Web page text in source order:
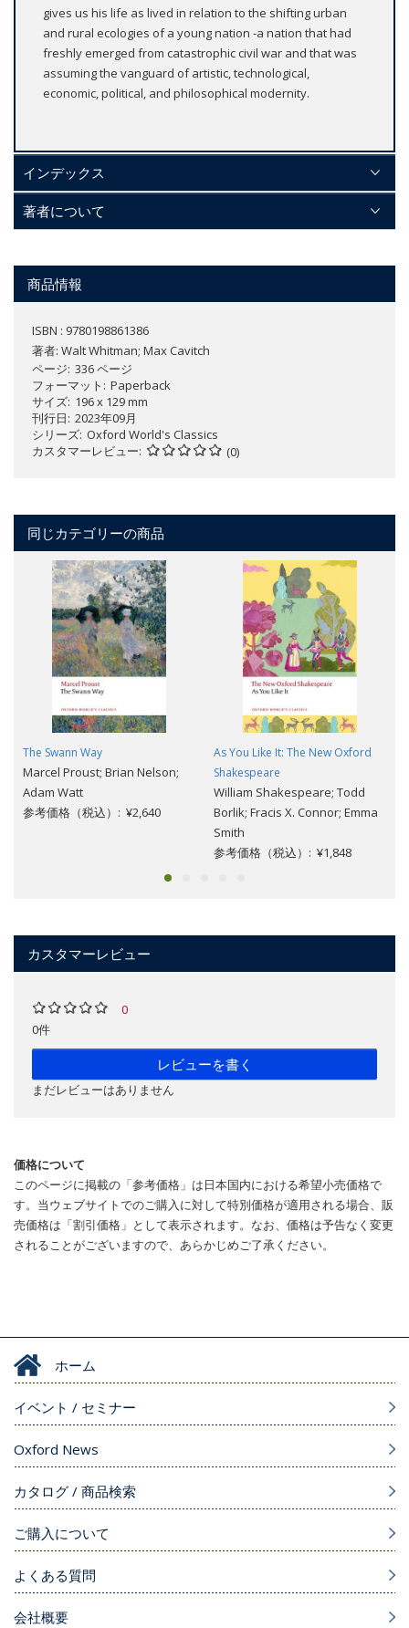
gives us his life as lived in relation to the shifting urban
and rural ecologies of a young nation -a nation that had
freshly emerged from catastrophic civil war and that was
assuming the vanguard of artistic, technological,
economic, political, and philosophical modernity.
インデックス
著者について
商品情報
ISBN : 9780198861386
著者: Walt Whitman; Max Cavitch
ページ 336 ページ
フォーマット
Paperback
サイズ 196 x 129 mm
刊行日 2023年09月
シリーズ Oxford World's Classics
カスタマーレビュー
(0)
同じカテゴリーの商品
The Swann Way
Marcel Proust; Brian Nelson;
Adam Watt
参考価格（税込）: ¥2,640
As You Like It: The New Oxford
Shakespeare
William Shakespeare; Todd
Borlik; Fracis X. Connor; Emma
Smith
参考価格（税込）: ¥1,848
カスタマーレビュー
0
0件
レビューを書く
まだレビューはありません
価格について
このページに掲載の「参考価格」は日本国内における希望小売価格で
す。当ウェブサイトでのご購入に対して特別価格が適用される場合、販
売価格は「割引価格」として表示されます。なお、価格は予告なく変更
されることがございますので、あらかじめご了承ください。
ホーム
イベント / セミナー
Oxford News
カタログ / 商品検索
ご購入について
よくある質問
会社概要